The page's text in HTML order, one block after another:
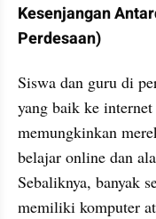
Kesenjangan
Perdesaan)
Siswa dan guru di
yang baik ke
memungkinkan
belajar online dan
Sebaliknya, banyak
memiliki komputer